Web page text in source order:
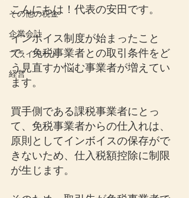
その他の税金
企業会計
プライベート
経営
こんにちは！代表の安田です。
インボイス制度が始まったこと
で、免税事業者との取引条件をど
う見直すか悩む事業者が増えてい
ます。
買手側である課税事業者にとっ
て、免税事業者からの仕入れは、
原則としてインボイスの保存がで
きないため、仕入税額控除に制限
が生じます。